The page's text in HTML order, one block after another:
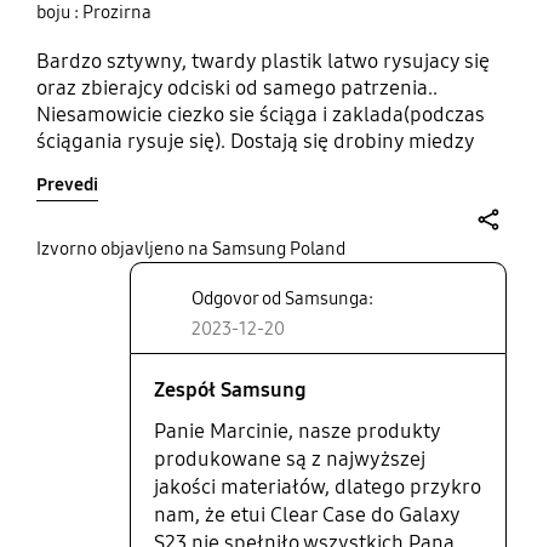
boju : Prozirna
Bardzo sztywny, twardy plastik latwo rysujacy się
oraz zbierajcy odciski od samego patrzenia..
Niesamowicie ciezko sie ściąga i zaklada(podczas
ściągania rysuje się). Dostają się drobiny miedzy
pod uwagę jakość/ceny to etui to jest absolutnym
Prevedi
Izvorno objavljeno na Samsung Poland
Odgovor od Samsunga:
2023-12-20
Zespół Samsung
Panie Marcinie, nasze produkty
produkowane są z najwyższej
jakości materiałów, dlatego przykro
nam, że etui Clear Case do Galaxy